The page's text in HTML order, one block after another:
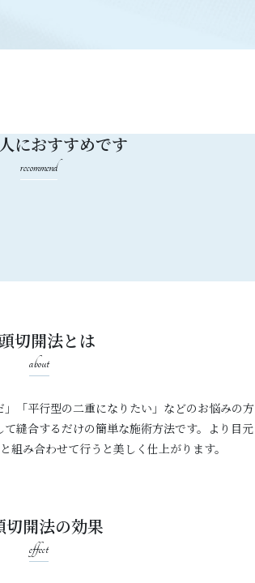
におすすめです
recommend
切開法とは
about
」「平行型の二重になりたい」などのお悩みの方
縫合するだけの簡単な施術方法です。より目元
組み合わせて行うと美しく仕上がります。
切開法の効果
effect